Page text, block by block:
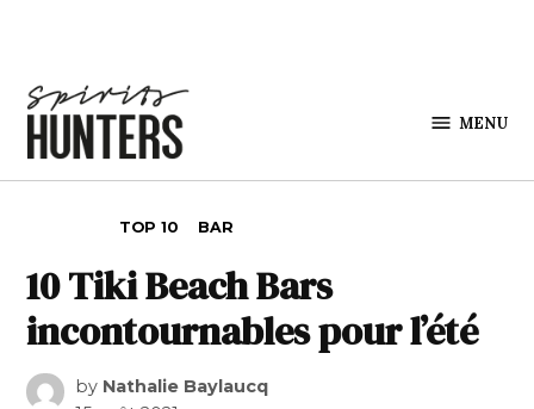
MENU
TOP 10 BAR
10 Tiki Beach Bars
incontournables pour l’été
by Nathalie Baylaucq